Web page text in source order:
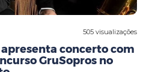
505 visualizações
concerto com
GruSopros no